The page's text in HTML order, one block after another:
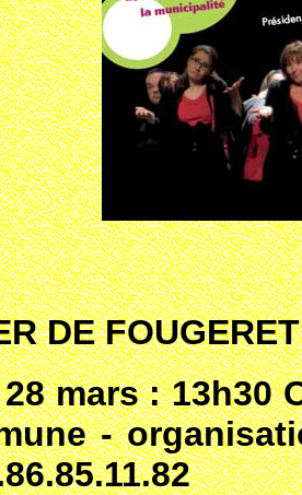
DE
mars : 13h30
-